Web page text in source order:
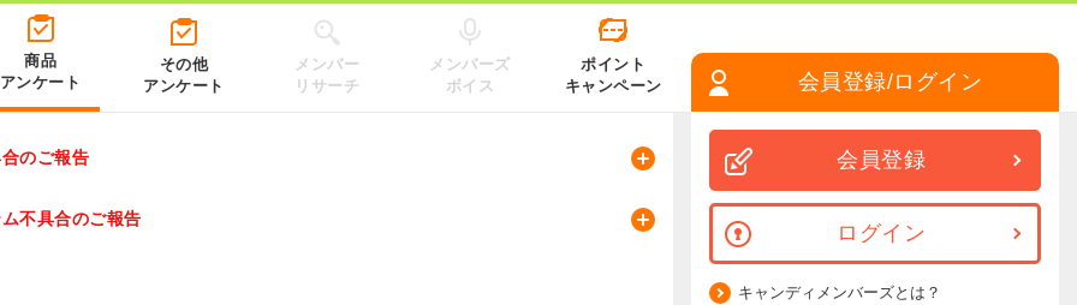
商品
アンケート
その他
アンケート
メンバー
リサーチ
メンバーズ
ボイス
ポイント
キャンペーン
のご報告
不具合のご報告
会員登録/ログイン
会員登録
ログイン
キャンディメンバーズとは？